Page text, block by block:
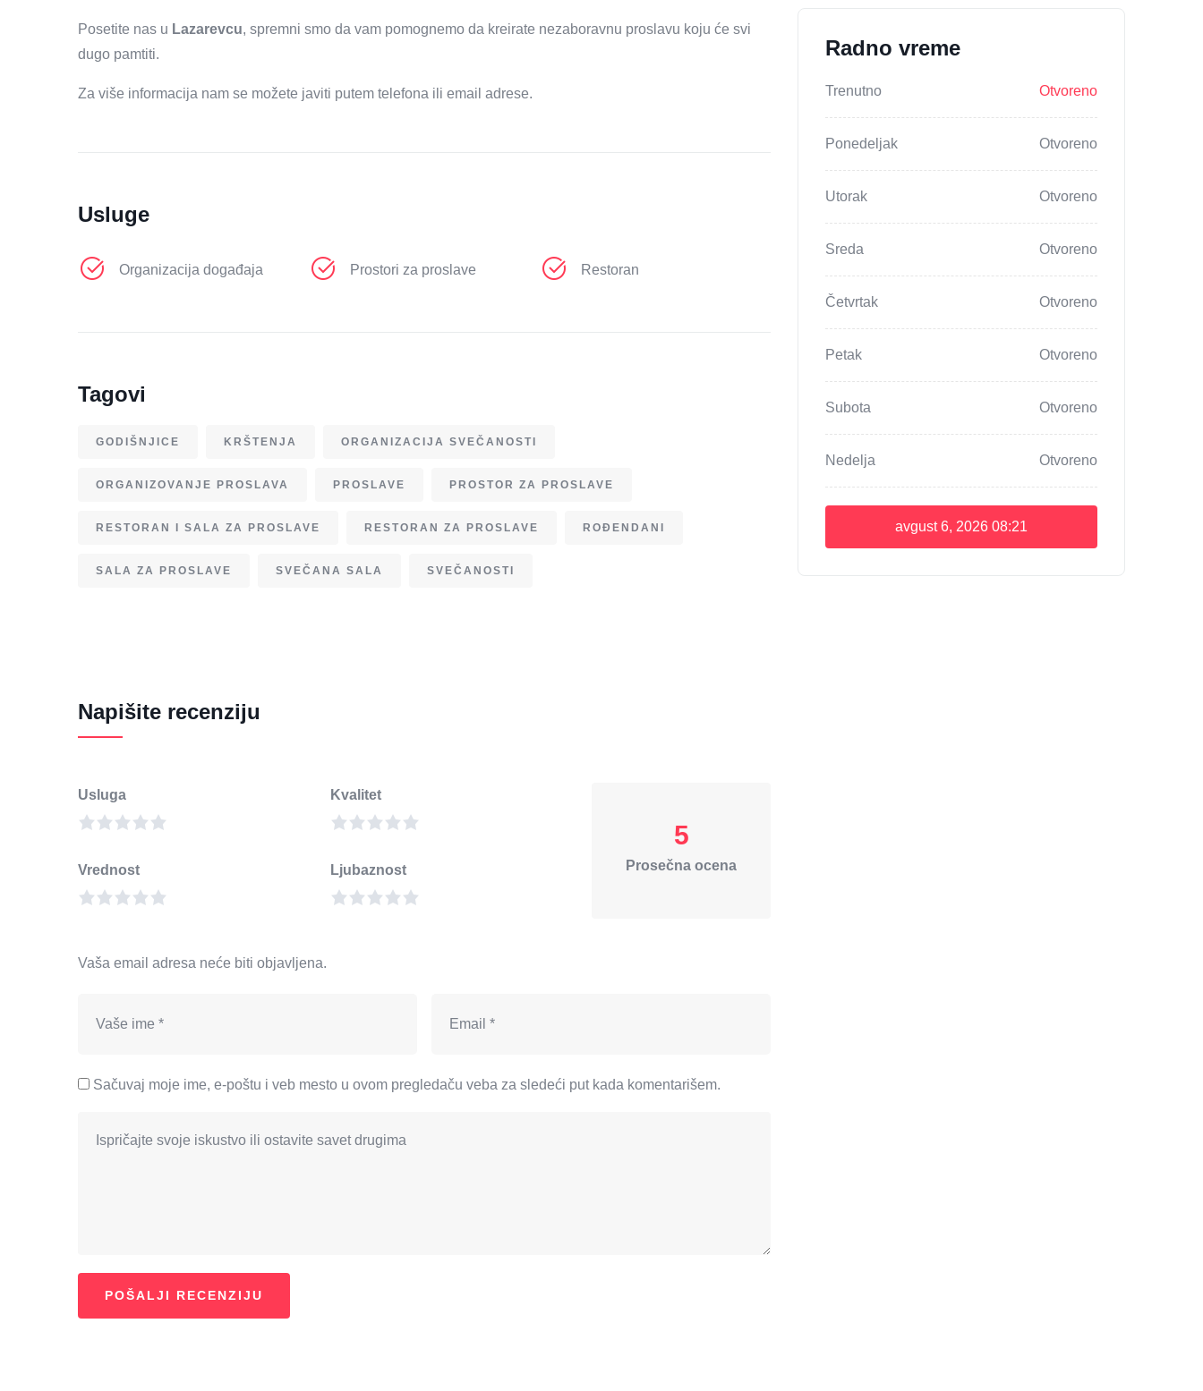
Posetite nas u Lazarevcu, spremni smo da vam pomognemo da kreirate nezaboravnu proslavu koju će svi
dugo pamtiti.
Za više informacija nam se možete javiti putem telefona ili email adrese.
Usluge
Organizacija događaja Prostori za proslave Restoran
Tagovi
GODIŠNJICE KRŠTENJA ORGANIZACIJA SVEČANOSTI
ORGANIZOVANJE PROSLAVA PROSLAVE PROSTOR ZA PROSLAVE
RESTORAN I SALA ZA PROSLAVE RESTORAN ZA PROSLAVE ROĐENDANI
SALA ZA PROSLAVE SVEČANA SALA SVEČANOSTI
Napišite recenziju
Usluga Kvalitet
Vrednost Ljubaznost
5
Prosečna ocena
Vaša email adresa neće biti objavljena.
Sačuvaj moje ime, e-poštu i veb mesto u ovom pregledaču veba za sledeći put kada komentarišem.
Radno vreme
Trenutno Otvoreno
Ponedeljak Otvoreno
Utorak Otvoreno
Sreda Otvoreno
Četvrtak Otvoreno
Petak Otvoreno
Subota Otvoreno
Nedelja Otvoreno
avgust 6, 2026 08:21